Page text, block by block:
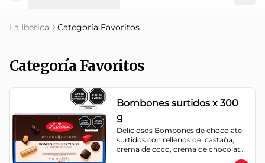
La Iberica Categoría Favoritos
Categoría Favoritos
Bombones surtidos x 300
g
Deliciosos Bombones de chocolate
surtidos con rellenos de: castaña,
crema de coco, crema de chocolate,